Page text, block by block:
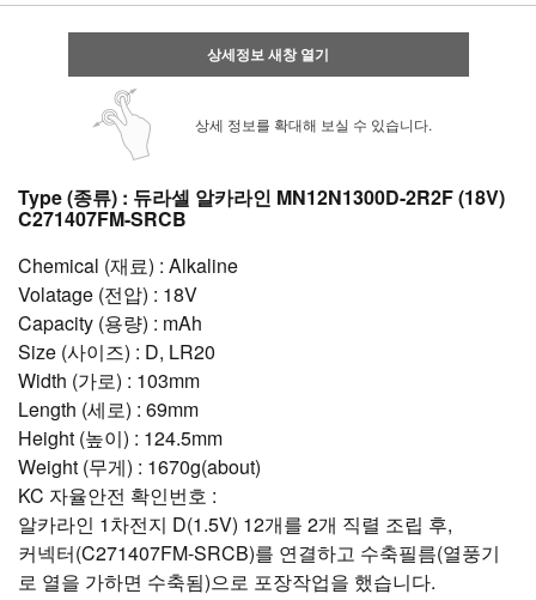
상세정보 새창 열기
상세 정보를 확대해 보실 수 있습니다.
Type (종류) : 듀라셀 알카라인 MN12N1300D-2R2F (18V)
C271407FM-SRCB
Chemical (재료) : Alkaline
Volatage (전압) : 18V
Capacity (용량) : mAh
Size (사이즈) : D, LR20
Width (가로) : 103mm
Length (세로) : 69mm
Height (높이) : 124.5mm
Weight (무게) : 1670g(about)
KC 자율안전 확인번호 :
알카라인 1차전지 D(1.5V) 12개를 2개 직렬 조립 후,
커넥터(C271407FM-SRCB)를 연결하고 수축필름(열풍기
로 열을 가하면 수축됨)으로 포장작업을 했습니다.